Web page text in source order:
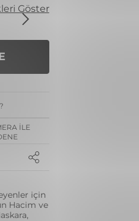
Göster
İLE
için
Hacim ve